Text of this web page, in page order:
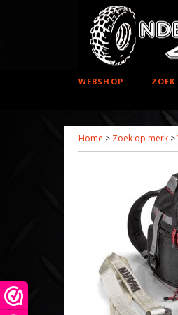
WEBSHOP ZOEK
Home > Zoek op merk >